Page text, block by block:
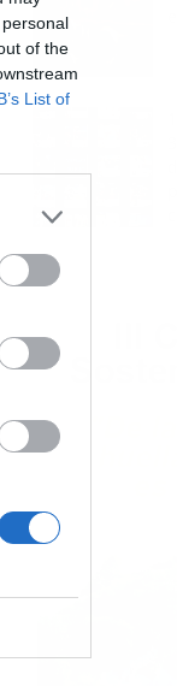
of the
List of